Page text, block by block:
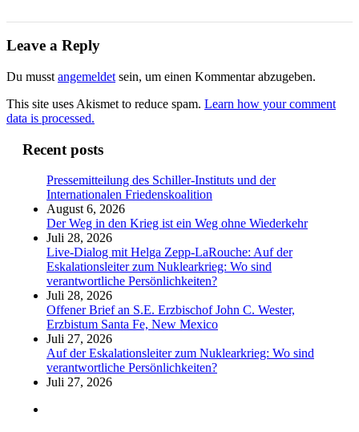
Leave a Reply
Du musst angemeldet sein, um einen Kommentar abzugeben.
This site uses Akismet to reduce spam. Learn how your comment
data is processed.
Recent posts
Pressemitteilung des Schiller-Instituts und der
Internationalen Friedenskoalition
August 6, 2026
Der Weg in den Krieg ist ein Weg ohne Wiederkehr
Juli 28, 2026
Live-Dialog mit Helga Zepp-LaRouche: Auf der
Eskalationsleiter zum Nuklearkrieg: Wo sind
verantwortliche Persönlichkeiten?
Juli 28, 2026
Offener Brief an S.E. Erzbischof John C. Wester,
Erzbistum Santa Fe, New Mexico
Juli 27, 2026
Auf der Eskalationsleiter zum Nuklearkrieg: Wo sind
verantwortliche Persönlichkeiten?
Juli 27, 2026